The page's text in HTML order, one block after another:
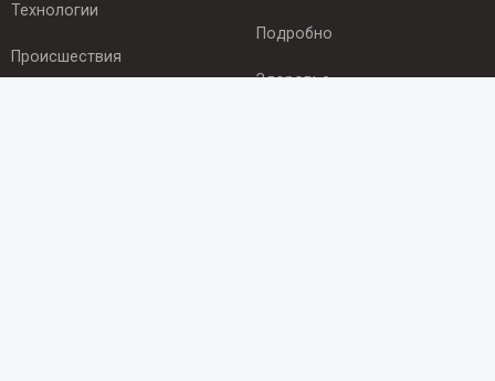
Технологии
Происшествия
Подробно
Здоровье